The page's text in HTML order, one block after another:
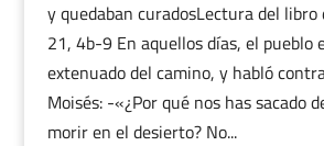
y quedaban curadosLectura del libro
21, 4b-9 En aquellos días, el pueblo
extenuado del camino, y habló
Moisés: -«¿Por qué nos has sacado
morir en el desierto? No...